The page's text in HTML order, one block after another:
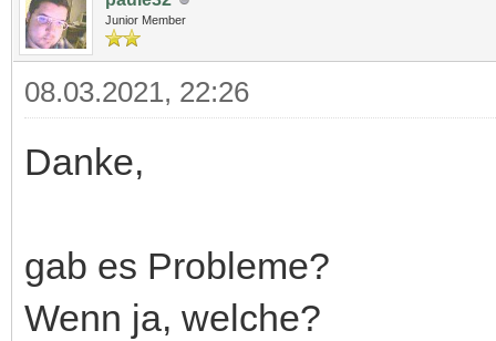
Junior Member
08.03.2021, 22:26
Danke,
gab es Probleme?
Wenn ja, welche?